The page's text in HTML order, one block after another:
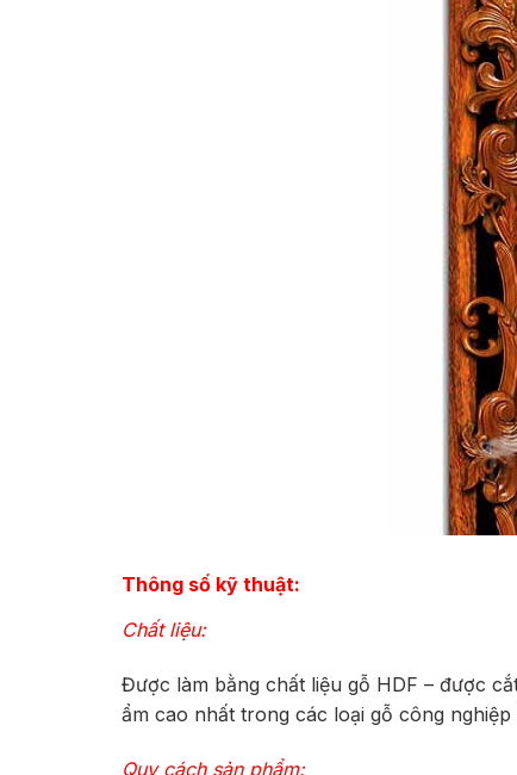
Thông số kỹ thuật:
Chất liệu:
Được làm bằng chất liệu gỗ HDF – được
ẩm cao nhất trong các loại gỗ công nghiệp
Quy cách sản phẩm: